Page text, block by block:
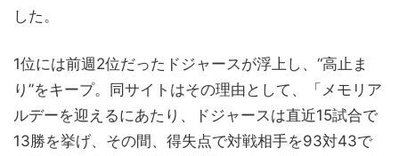
した。
1位には前週2位だったドジャースが浮上し、“高止ま
り”をキープ。同サイトはその理由として、「メモリア
ルデーを迎えるにあたり、ドジャースは直近15試合で
13勝を挙げ、その間、得失点で対戦相手を93対43で